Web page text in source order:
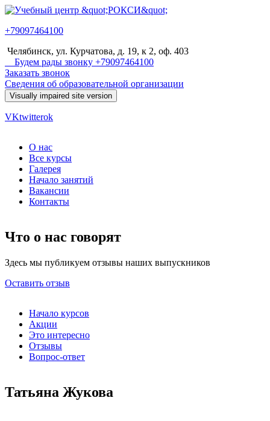
Перейти к основному содержанию
Учебный
центр
"РОКСИ"
+79097464100
Челябинск, ул. Курчатова, д. 19, к 2, оф. 403
Будем рады звонку +79097464100
Заказать звонок
Сведения об образовательной организации
VKtwitterok
Главное меню
О нас
Все курсы
Галерея
Начало занятий
Вакансии
Контакты
Что о нас говорят
Здесь мы публикуем отзывы наших выпускников
Оставить отзыв
Начало курсов
Акции
Это интересно
Отзывы
Вопрос-ответ
Татьяна Жукова